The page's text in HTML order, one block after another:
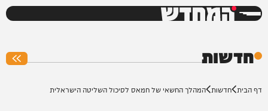
המחדש
חדשות
דף הבית חדשות המהלך החשאי של חמאס לסיכול השליטה הישראלית